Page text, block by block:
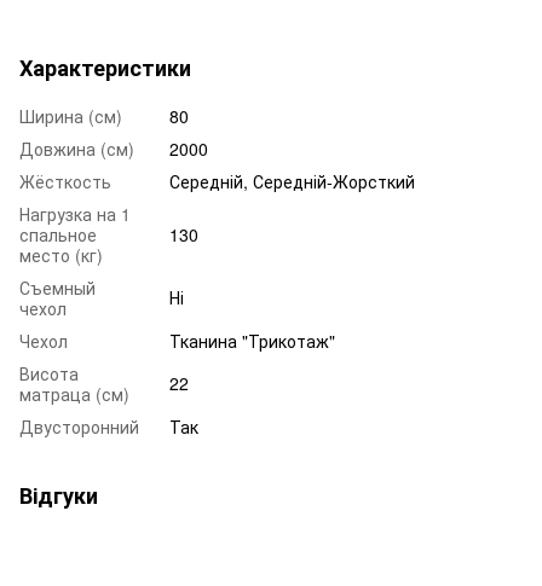
Характеристики
Ширина (см)
80
Довжина (см)
2000
Жёсткость
Середній, Середній-Жорсткий
Нагрузка на 1
спальное
место (кг)
130
Съемный
чехол
Ні
Чехол
Тканина "Трикотаж"
Висота
матраца (см)
22
Двусторонний
Так
Відгуки